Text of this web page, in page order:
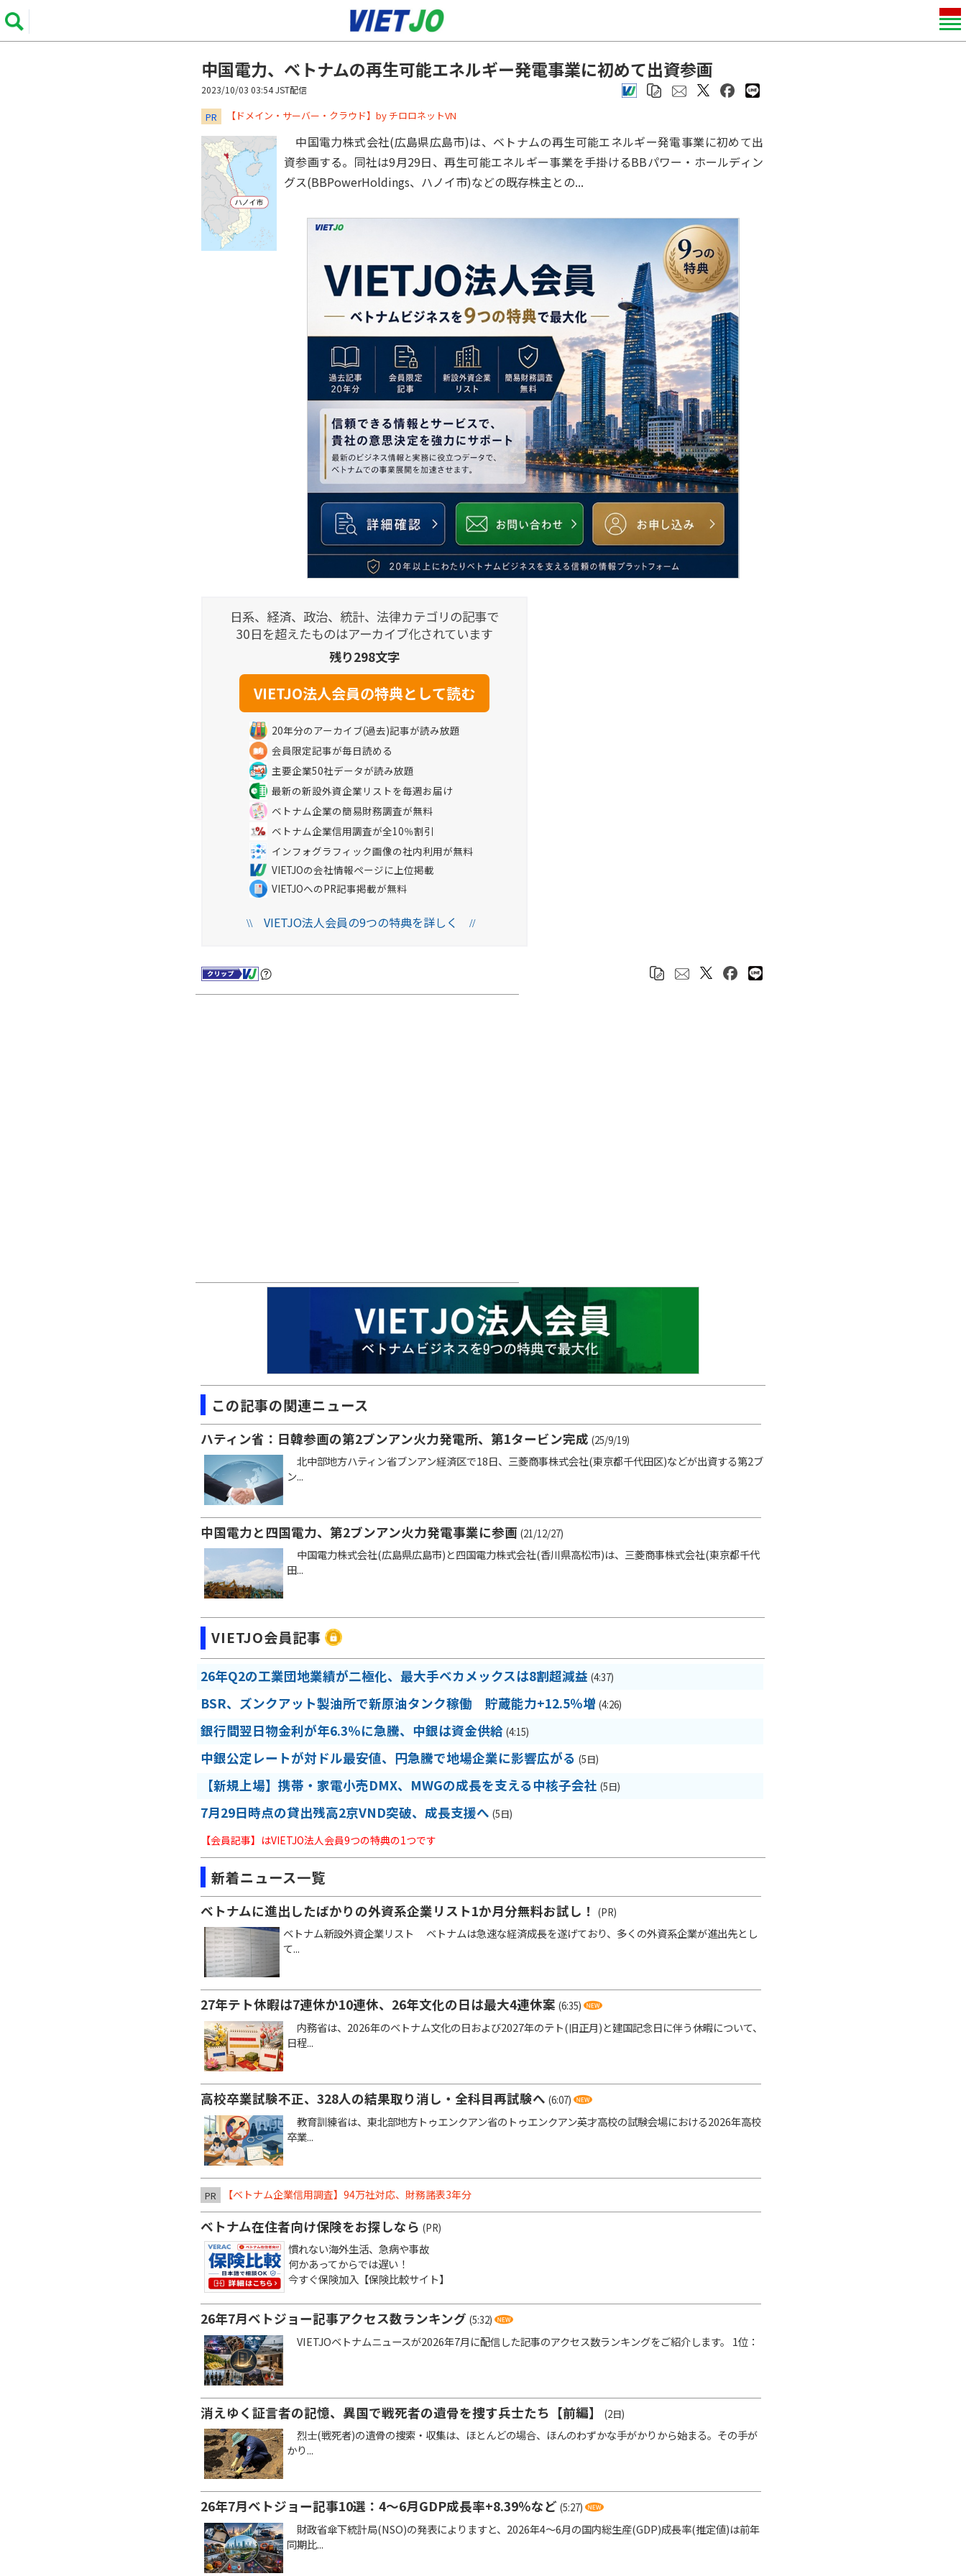
中国電力、ベトナムの再生可能エネルギー発電事業に初めて出資参画
2023/10/03 03:54 JST配信
PR ​​​​​​​【ドメイン・サーバー・クラウド】by チロロネットVN
中国電力株式会社(広島県広島市)は、ベトナムの再生可能エネルギー発電事業に初めて出
資参画する。同社は9月29日、再生可能エネルギー事業を手掛けるBBパワー・ホールディン
グス(BBPowerHoldings、ハノイ市)などの既存株主との...
日系、経済、政治、統計、法律カテゴリの記事で
30日を超えたものはアーカイブ化されています
残り298文字
20年分のアーカイブ(過去)記事が読み放題
会員限定記事が毎日読める
主要企業50社データが読み放題
最新の新設外資企業リストを毎週お届け
ベトナム企業の簡易財務調査が無料
ベトナム企業信用調査が全10％割引
インフォグラフィック画像の社内利用が無料
VIETJOの会社情報ページに上位掲載
VIETJOへのPR記事掲載が無料
\\VIETJO法人会員の9つの特典を詳しく //
この記事の関連ニュース
ハティン省：日韓参画の第2ブンアン火力発電所、第1タービン完成 (25/9/19)
北中部地方ハティン省ブンアン経済区で18日、三菱商事株式会社(東京都千代田区)などが出資する第2ブ
ン...
中国電力と四国電力、第2ブンアン火力発電事業に参画 (21/12/27)
中国電力株式会社(広島県広島市)と四国電力株式会社(香川県高松市)は、三菱商事株式会社(東京都千代
田...
VIETJO会員記事
26年Q2の工業団地業績が二極化、最大手ベカメックスは8割超減益 (4:37)
BSR、ズンクアット製油所で新原油タンク稼働 貯蔵能力+12.5％増 (4:26)
銀行間翌日物金利が年6.3％に急騰、中銀は資金供給 (4:15)
中銀公定レートが対ドル最安値、円急騰で地場企業に影響広がる (5日)
【新規上場】携帯・家電小売DMX、MWGの成長を支える中核子会社 (5日)
7月29日時点の貸出残高2京VND突破、成長支援へ (5日)
【会員記事】はVIETJO法人会員9つの特典の1つです
新着ニュース一覧
ベトナムに進出したばかりの外資系企業リスト1か月分無料お試し！ (PR)
ベトナム新設外資企業リスト ベトナムは急速な経済成長を遂げており、多くの外資系企業が進出先とし
て...
27年テト休暇は7連休か10連休、26年文化の日は最大4連休案 (6:35)
内務省は、2026年のベトナム文化の日および2027年のテト(旧正月)と建国記念日に伴う休暇について、
日程...
高校卒業試験不正、328人の結果取り消し・全科目再試験へ (6:07)
教育訓練省は、東北部地方トゥエンクアン省のトゥエンクアン英才高校の試験会場における2026年高校
卒業...
PR 【ベトナム企業信用調査】94万社対応、財務諸表3年分
ベトナム在住者向け保険をお探しなら (PR)
慣れない海外生活、急病や事故
何かあってからでは遅い！
今すぐ保険加入【保険比較サイト】
26年7月ベトジョー記事アクセス数ランキング (5:32)
VIETJOベトナムニュースが2026年7月に配信した記事のアクセス数ランキングをご紹介します。 1位：
消えゆく証言者の記憶、異国で戦死者の遺骨を捜す兵士たち【前編】 (2日)
烈士(戦死者)の遺骨の捜索・収集は、ほとんどの場合、ほんのわずかな手がかりから始まる。その手が
かり...
26年7月ベトジョー記事10選：4～6月GDP成長率+8.39％など (5:27)
財政省傘下統計局(NSO)の発表によりますと、2026年4～6月の国内総生産(GDP)成長率(推定値)は前年
同期比...